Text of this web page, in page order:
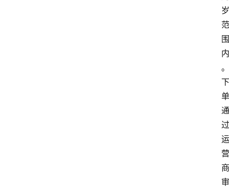
岁
范
围
内
。
下
单
通
过
运
营
商
审